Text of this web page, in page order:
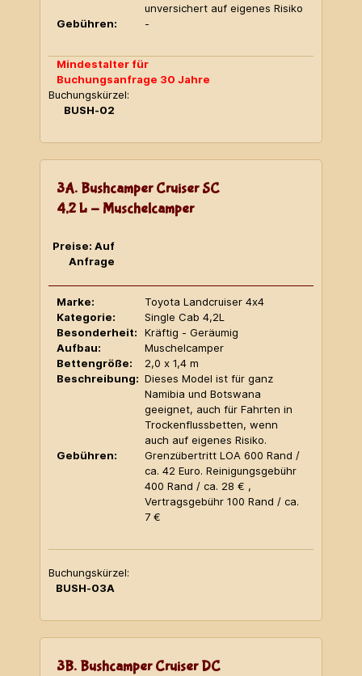
unversichert auf eigenes Risiko
Gebühren:
-
Mindestalter für
Buchungsanfrage 30 Jahre
Buchungskürzel:
BUSH-02
3A. Bushcamper Cruiser SC
4,2 L - Muschelcamper
Preise: Auf
Anfrage
Marke:
Toyota Landcruiser 4x4
Kategorie:
Single Cab 4,2L
Besonderheit:
Kräftig - Geräumig
Aufbau:
Muschelcamper
Bettengröße:
2,0 x 1,4 m
Beschreibung: Dieses Model ist für ganz
Namibia und Botswana
geeignet, auch für Fahrten in
Trockenflussbetten, wenn
auch auf eigenes Risiko.
Gebühren:
Grenzübertritt LOA 600 Rand /
ca. 42 Euro. Reinigungsgebühr
400 Rand / ca. 28 € ,
Vertragsgebühr 100 Rand / ca.
7 €
Buchungskürzel:
BUSH-03A
3B. Bushcamper Cruiser DC